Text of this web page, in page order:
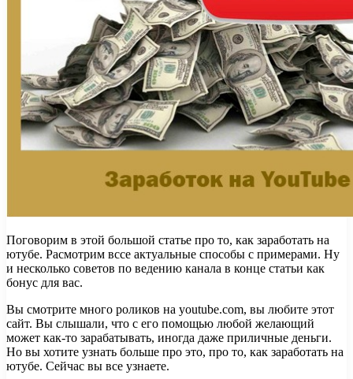
Поговорим в этой большой статье про то, как заработать на
ютубе. Расмотрим вссе актуальные способы с примерами. Ну
и несколько советов по ведению канала в конце статьи как
бонус для вас.
Вы смотрите много роликов на youtube.com, вы любите этот
сайт. Вы слышали, что с его помощью любой желающий
может как-то зарабатывать, иногда даже приличные деньги.
Но вы хотите узнать больше про это, про то, как заработать на
ютубе. Сейчас вы все узнаете.